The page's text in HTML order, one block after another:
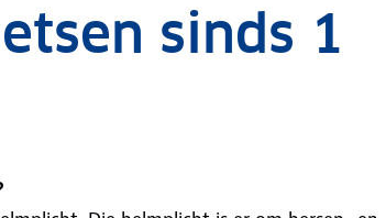
sinds 1